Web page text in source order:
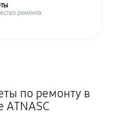
ремонта
по ремонту в
ATNASC